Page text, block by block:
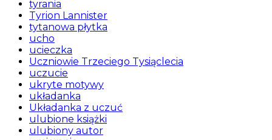
tyrania
Tyrion Lannister
tytanowa płytka
ucho
ucieczka
Uczniowie Trzeciego Tysiąclecia
uczucie
ukryte motywy
układanka
Układanka z uczuć
ulubione książki
ulubiony autor